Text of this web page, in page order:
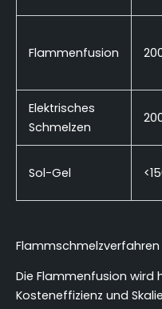
Flammenfusion
Elektrisches
Schmelzen
Sol-Gel
Flammschmelzverfahren
Die Flammenfusion wird
Kosteneffizienz und